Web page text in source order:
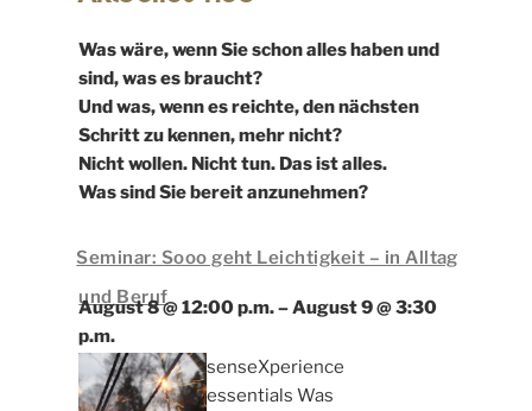
Was wäre, wenn Sie schon alles haben und
sind, was es braucht?
Und was, wenn es reichte, den nächsten
Schritt zu kennen, mehr nicht?
Nicht wollen. Nicht tun. Das ist alles.
Was sind Sie bereit anzunehmen?
Seminar: Sooo geht Leichtigkeit – in Alltag
und Beruf
senseXperience
essentials Was
August 8 @ 12:00 p.m.–August 9 @ 3:30
p.m.